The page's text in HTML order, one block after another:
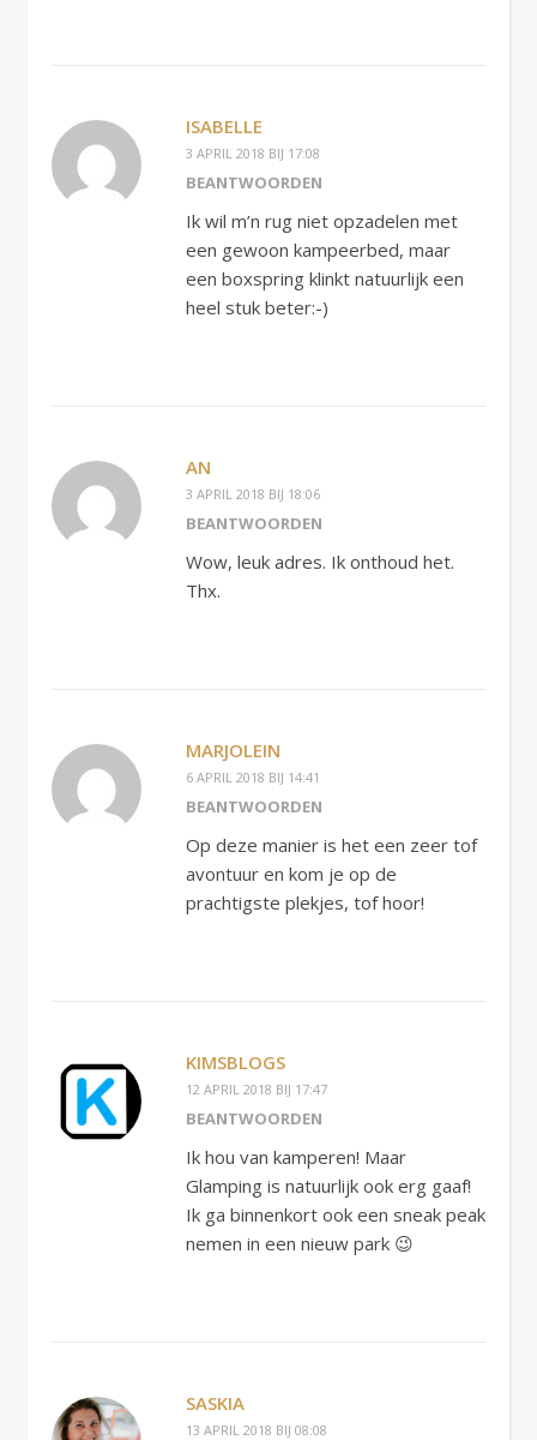
ISABELLE
3 APRIL 2018 BIJ 17:08
BEANTWOORDEN
Ik wil m’n rug niet opzadelen met
een gewoon kampeerbed, maar
een boxspring klinkt natuurlijk een
heel stuk beter:-)
AN
3 APRIL 2018 BIJ 18:06
BEANTWOORDEN
Wow, leuk adres. Ik onthoud het.
Thx.
MARJOLEIN
6 APRIL 2018 BIJ 14:41
BEANTWOORDEN
Op deze manier is het een zeer tof
avontuur en kom je op de
prachtigste plekjes, tof hoor!
KIMSBLOGS
12 APRIL 2018 BIJ 17:47
BEANTWOORDEN
Ik hou van kamperen! Maar
Glamping is natuurlijk ook erg gaaf!
Ik ga binnenkort ook een sneak peak
nemen in een nieuw park 😉
SASKIA
13 APRIL 2018 BIJ 08:08